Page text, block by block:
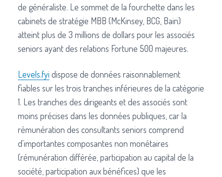
de généraliste. Le sommet de la fourchette dans les
cabinets de stratégie MBB (McKinsey, BCG, Bain)
atteint plus de 3 millions de dollars pour les associés
seniors ayant des relations Fortune 500 majeures.
Levels.fyi dispose de données raisonnablement
fiables sur les trois tranches inférieures de la catégorie
1. Les tranches des dirigeants et des associés sont
moins précises dans les données publiques, car la
rémunération des consultants seniors comprend
d'importantes composantes non monétaires
(rémunération différée, participation au capital de la
société, participation aux bénéfices) que les